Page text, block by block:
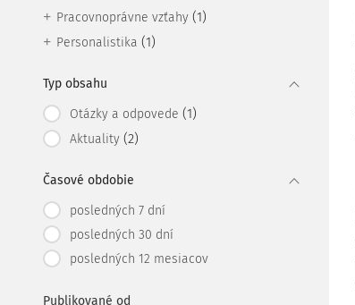
Pracovnoprávne vzťahy (1)
Personalistika (1)
Typ obsahu
Otázky a odpovede (1)
Aktuality (2)
Časové obdobie
posledných 7 dní
posledných 30 dní
posledných 12 mesiacov
Publikované od